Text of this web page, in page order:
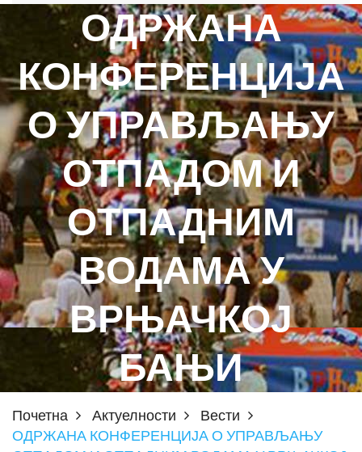
ОДРЖАНА
КОНФЕРЕНЦИЈА
О УПРАВЉАЊУ
ОТПАДОМ И
ОТПАДНИМ
ВОДАМА У
ВРЊАЧКОЈ
БАЊИ
Почетна Актуелности
Вести
ОДРЖАНА КОНФЕРЕНЦИЈА О УПРАВЉАЊУ